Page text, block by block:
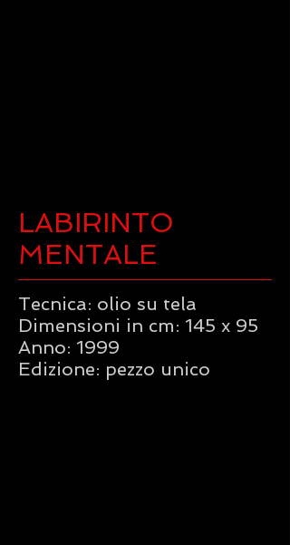
LABIRINTO
MENTALE
Tecnica: olio su tela
Dimensioni in cm: 145 x 95
Anno: 1999
Edizione: pezzo unico